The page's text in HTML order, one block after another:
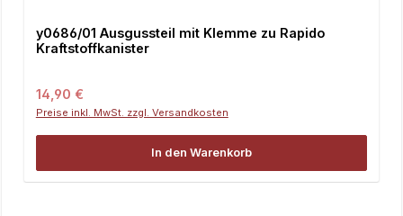
y0686/01 Ausgussteil mit Klemme zu Rapido
Kraftstoffkanister
Regulärer Preis:
14,90 €
Preise inkl. MwSt. zzgl. Versandkosten
In den Warenkorb